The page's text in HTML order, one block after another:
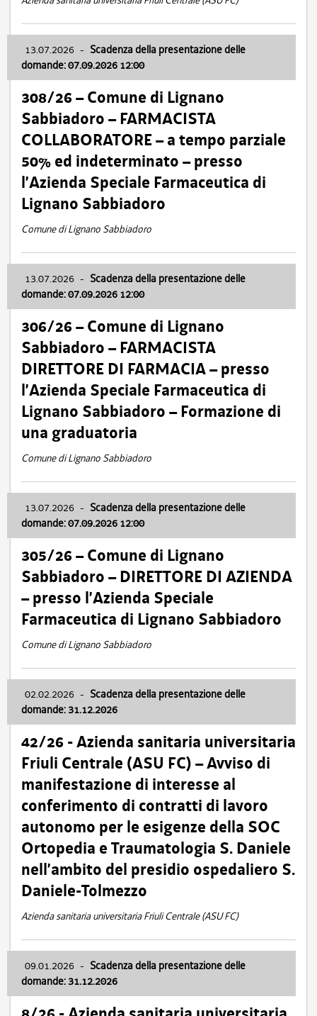
13.07.2026 - Scadenza della presentazione delle
domande: 07.09.2026 12:00
308/26 – Comune di Lignano
Sabbiadoro – FARMACISTA
COLLABORATORE – a tempo parziale
50% ed indeterminato – presso
l’Azienda Speciale Farmaceutica di
Lignano Sabbiadoro
Comune di Lignano Sabbiadoro
13.07.2026 - Scadenza della presentazione delle
domande: 07.09.2026 12:00
306/26 – Comune di Lignano
Sabbiadoro – FARMACISTA
DIRETTORE DI FARMACIA – presso
l’Azienda Speciale Farmaceutica di
Lignano Sabbiadoro – Formazione di
una graduatoria
Comune di Lignano Sabbiadoro
13.07.2026 - Scadenza della presentazione delle
domande: 07.09.2026 12:00
305/26 – Comune di Lignano
Sabbiadoro – DIRETTORE DI AZIENDA
– presso l’Azienda Speciale
Farmaceutica di Lignano Sabbiadoro
Comune di Lignano Sabbiadoro
02.02.2026 - Scadenza della presentazione delle
domande: 31.12.2026
42/26 - Azienda sanitaria universitaria
Friuli Centrale (ASU FC) – Avviso di
manifestazione di interesse al
conferimento di contratti di lavoro
autonomo per le esigenze della SOC
Ortopedia e Traumatologia S. Daniele
nell’ambito del presidio ospedaliero S.
Daniele-Tolmezzo
Azienda sanitaria universitaria Friuli Centrale (ASU FC)
09.01.2026 - Scadenza della presentazione delle
domande: 31.12.2026